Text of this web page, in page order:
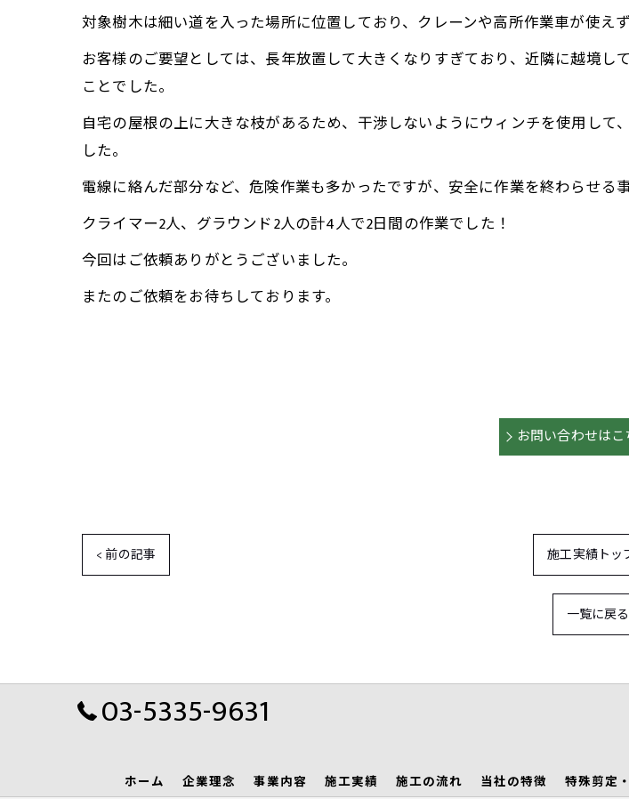
対象樹木は細い道を入った場所に位置しており、クレーンや高所作業車が使え
お客様のご要望としては、長年放置して大きくなりすぎており、近隣に越境
ことでした。
自宅の屋根の上に大きな枝があるため、干渉しないようにウィンチを使用し
した。
電線に絡んだ部分など、危険作業も多かったですが、安全に作業を終わらせる
クライマー2人、グラウンド2人の計4人で2日間の作業でした！
今回はご依頼ありがとうございました。
またのご依頼をお待ちしております。
お問い合わせは
< 前の記事 施工実績トッ
一覧に戻る
03-5335-9631
ホーム 企業理念 事業内容 施工実績 施工の流れ 当社の特徴 特殊剪定